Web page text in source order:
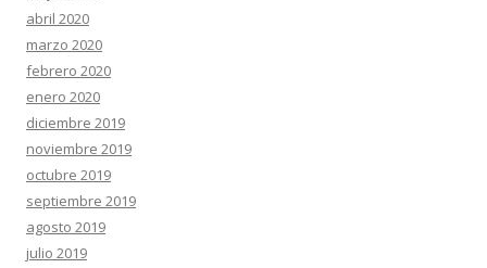
abril 2020
marzo 2020
febrero 2020
enero 2020
diciembre 2019
noviembre 2019
octubre 2019
septiembre 2019
agosto 2019
julio 2019